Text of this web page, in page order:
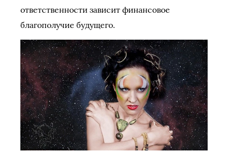
ответственности зависит финансовое
благополучие будущего.